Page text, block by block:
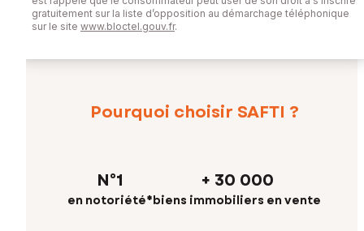
Pourquoi choisir SAFTI ?
N°1
en notoriété*
+ 30 000
biens immobiliers en vente
gratuitement sur la liste d’opposition au démarchage téléphonique
sur le site www.bloctel.gouv.fr.